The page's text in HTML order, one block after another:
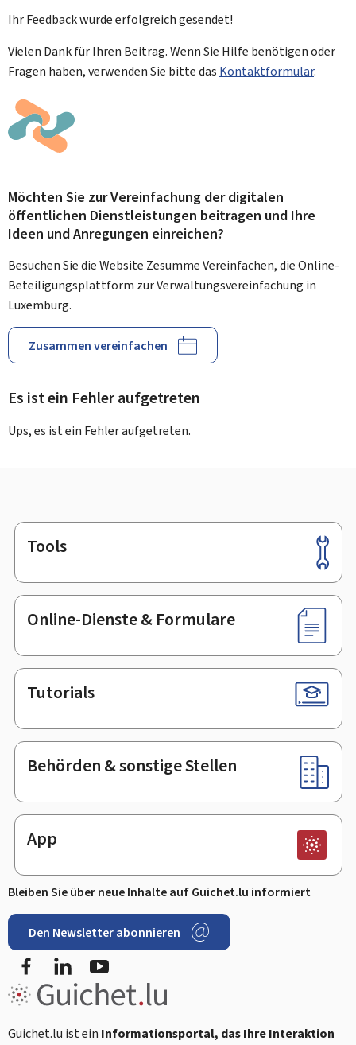
Ihr Feedback wurdeerfolgreichgesendet!
Vielen Dank für Ihren Beitrag. Wenn Sie Hilfe benötigen oder
Fragen haben, verwenden Sie bitte das Kontaktformular.
Möchten Sie zur Vereinfachung der digitalen
öffentlichen Dienstleistungen beitragen und Ihre
Ideen und Anregungen einreichen?
Besuchen Sie die Website Zesumme Vereinfachen, die Online-
Beteiligungsplattform zur Verwaltungsvereinfachung in
Luxemburg.
Zusammen vereinfachen
Es ist ein Fehler aufgetreten
Ups, es ist ein Fehler aufgetreten.
Footer
Tools
Online-Dienste & Formulare
Tutorials
Behörden & sonstige Stellen
App
Bleiben Sie über neue Inhalte auf Guichet.lu informiert
Den Newsletter abonnieren
FacebookLinkedIn
Guichet.lu ist ein Informationsportal, das Ihre Interaktion